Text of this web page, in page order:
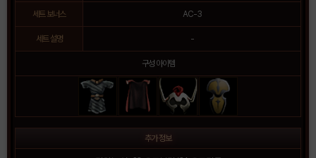
세트 보너스 AC-3
세트 설명 -
구성 아이템
추가 정보